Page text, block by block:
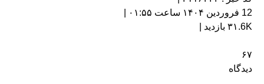
12 فروردین ۱۴۰۴ ساعت ۰۱:۵۵ |
۳۱.6K بازدید |
۶۷
دیدگاه